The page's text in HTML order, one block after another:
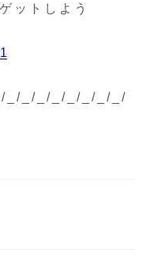
ットしよう
_/_/_/_/_/_/_/_/